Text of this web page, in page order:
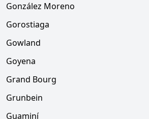
González Moreno
Gorostiaga
Gowland
Goyena
Grand Bourg
Grunbein
Guaminí